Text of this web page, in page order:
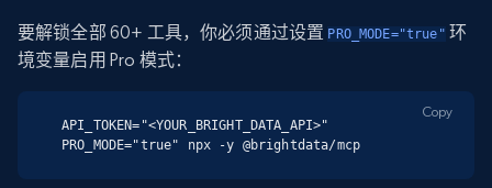
要解锁全部 60+ 工具，你必须通过设置 PRO_MODE="true" 环
境变量启用 Pro 模式：
API_TOKEN="<YOUR_BRIGHT_DATA_API>"
PRO_MODE="true" npx -y @brightdata/mcp
Copy